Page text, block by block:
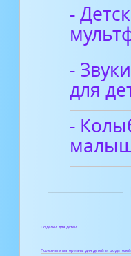
-
-
для
-
Поделки для детей
Полезные материалы для детей и родителей